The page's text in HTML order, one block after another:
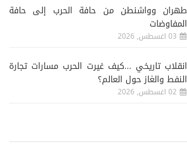
طهران وواشنطن من حافة الحرب إلى حافة
المفاوضات
03 اغسطس, 2026
انقلاب تاريخي ...كيف غيرت الحرب مسارات تجارة
النفط والغاز حول العالم؟
02 اغسطس, 2026